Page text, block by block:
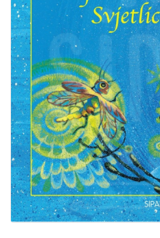
NARUČI
UDŽBENIKE!
BLOG
KONTAKT
POSEBNA
PONUDA